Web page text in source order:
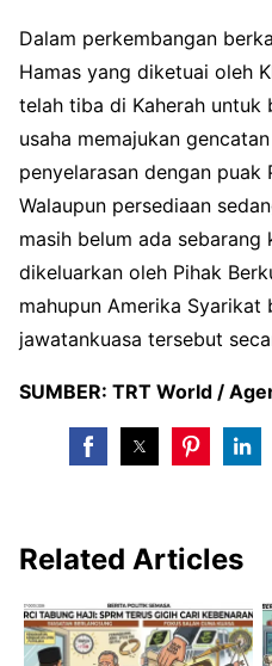
Dalam perkembangan
Hamas yang diketuai oleh
telah tiba di Kaherah untuk
usaha memajukan
penyelarasan dengan puak
Walaupun persediaan
masih belum ada sebarang
dikeluarkan oleh Pihak
mahupun Amerika Syarikat
jawatankuasa tersebut
SUMBER: TRT World /
Related Articles